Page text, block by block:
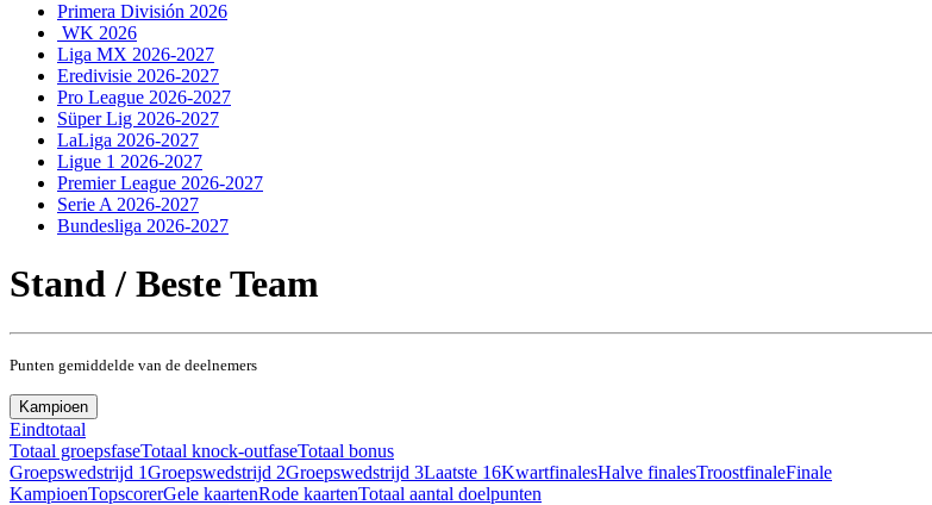
Primera División 2026
WK 2026
Liga MX 2026-2027
Eredivisie 2026-2027
Pro League 2026-2027
Süper Lig 2026-2027
LaLiga 2026-2027
Ligue 1 2026-2027
Premier League 2026-2027
Serie A 2026-2027
Bundesliga 2026-2027
Stand / Beste Team
Punten gemiddelde van de deelnemers
Kampioen
Eindtotaal
Totaal groepsfaseTotaal knock-outfaseTotaal bonus
Groepswedstrijd 1Groepswedstrijd 2Groepswedstrijd 3Laatste 16KwartfinalesHalve finalesTroostfinaleFinale
KampioenTopscorerGele kaartenRode kaartenTotaal aantal doelpunten